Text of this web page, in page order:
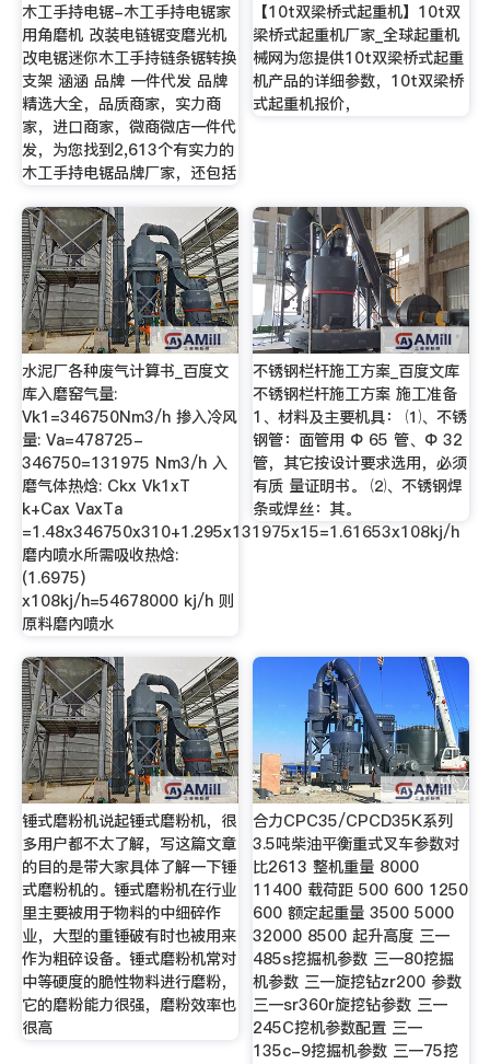
木工手持电锯-木工手持电锯家
用角磨机 改装电链锯变磨光机
改电锯迷你木工手持链条锯转换
支架 涵涵 品牌 一件代发 品牌
精选大全，品质商家，实力商
家，进口商家，微商微店一件代
发，为您找到2,613个有实力的
木工手持电锯品牌厂家，还包括
【10t双梁桥式起重机】10t双
梁桥式起重机厂家_全球起重机
械网为您提供10t双梁桥式起重
机产品的详细参数，10t双梁桥
式起重机报价，
水泥厂各种废气计算书_百度文
库入磨窑气量:
Vk1=346750Nm3/h 掺入冷风
量: Va=478725-
346750=131975 Nm3/h 入
磨气体热焓: Ckx Vk1xT
k+Cax VaxTa
=1.48x346750x310+1.295x131975x15=1.61653x108kj/h
磨内喷水所需吸收热焓:
(1.6975)
x108kj/h=54678000 kj/h 则
原料磨內喷水
不锈钢栏杆施工方案_百度文库
不锈钢栏杆施工方案 施工准备
1、材料及主要机具： ⑴、不锈
钢管：面管用 Φ 65 管、Φ 32
管，其它按设计要求选用，必须
有质 量证明书。 ⑵、不锈钢焊
条或焊丝：其。
锤式磨粉机说起锤式磨粉机，很
多用户都不太了解，写这篇文章
的目的是带大家具体了解一下锤
式磨粉机的。锤式磨粉机在行业
里主要被用于物料的中细碎作
业，大型的重锤破有时也被用来
作为粗碎设备。锤式磨粉机常对
中等硬度的脆性物料进行磨粉，
它的磨粉能力很强，磨粉效率也
很高
合力CPC35/CPCD35K系列
3.5吨柴油平衡重式叉车参数对
比2613 整机重量 8000
11400 载荷距 500 600 1250
600 额定起重量 3500 5000
32000 8500 起升高度 三一
485s挖掘机参数 三一80挖掘
机参数 三一旋挖钻zr200 参数
三一sr360r旋挖钻参数 三一
245C挖机参数配置 三一
135c-9挖掘机参数 三一75挖